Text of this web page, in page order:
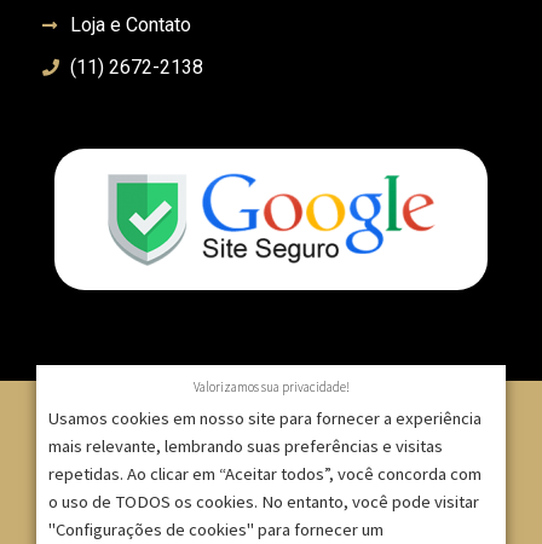
Loja e Contato
(11) 2672-2138
© 2007 – 2025 – ImpressionModaFesta | Rua Serra de
Japi, 1332 – Tatuapé – São Paulo/SP – CNPJ:
Valorizamos sua privacidade!
Usamos cookies em nosso site para fornecer a experiência
mais relevante, lembrando suas preferências e visitas
repetidas. Ao clicar em “Aceitar todos”, você concorda com
o uso de TODOS os cookies. No entanto, você pode visitar
"Configurações de cookies" para fornecer um